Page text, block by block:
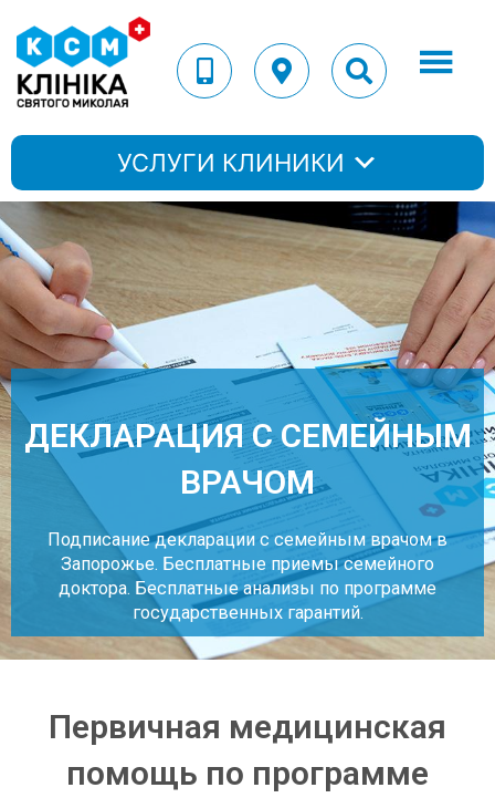
УСЛУГИ КЛИНИКИ
ДЕКЛАРАЦИЯ С СЕМЕЙНЫМ
ВРАЧОМ
Подписание декларации с семейным врачом в
Запорожье. Бесплатные приемы семейного
доктора. Бесплатные анализы по программе
государственных гарантий.
Первичная медицинская
помощь по программе